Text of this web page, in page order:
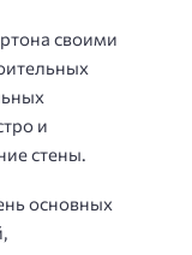
своими
и
стены.
основных